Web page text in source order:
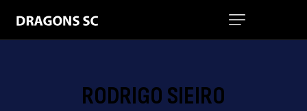
RODRIGO SIEIRO